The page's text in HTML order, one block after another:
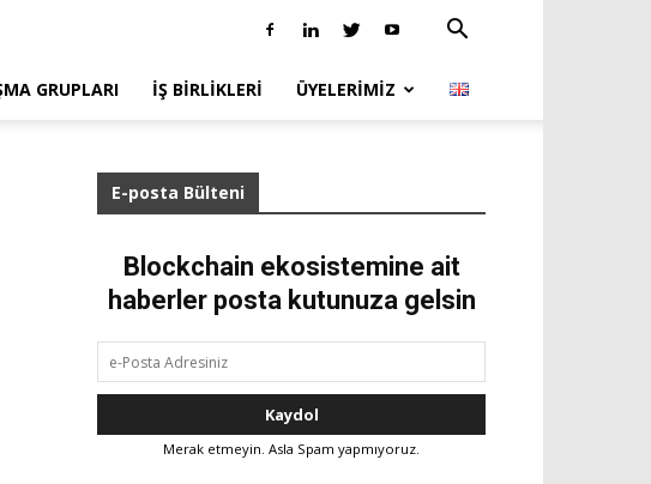
GRUPLARI İŞ BIRLIKLERI ÜYELERIMIZ
E-posta Bülteni
Blockchain ekosistemine ait
haberler posta kutunuza gelsin
Merak etmeyin. Asla Spam yapmıyoruz.